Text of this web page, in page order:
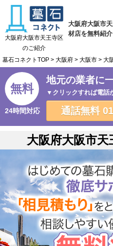
大阪府大阪市
材店を無料紹介
大阪府大阪市天王寺区
のご紹介
墓石コネクトTOP > 大阪府 > 大阪市 > 大
無料
24時間対応
地元の業者に
▼クリックすれば電話
通話無料
大阪府大阪市